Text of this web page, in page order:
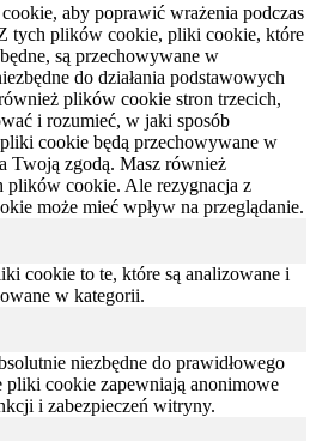
aby poprawić wrażenia podczas
tych plików cookie, pliki cookie, które
są przechowywane w
do działania podstawowych
plików cookie stron trzecich,
i rozumieć, w jaki sposób
cookie będą przechowywane w
Twoją zgodą. Masz również
plików cookie. Ale rezygnacja z
może mieć wpływ na przeglądanie.
cookie to te, które są analizowane i
w kategorii.
niezbędne do prawidłowego
cookie zapewniają anonimowe
i zabezpieczeń witryny.